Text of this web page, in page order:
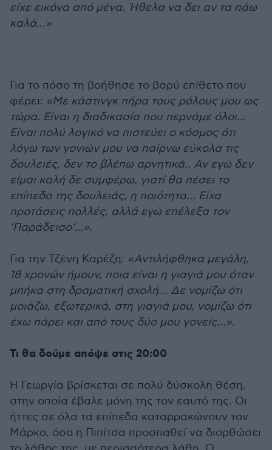
είχε εικόνα από μένα. Ήθελα να δει αν τα πάω
καλά…»
Για το πόσο τη βοήθησε το βαρύ επίθετο που
φέρει: «Με κάστινγκ πήρα τους ρόλους μου ως
τώρα. Είναι η διαδικασία που περνάμε όλοι…
Είναι πολύ λογικό να πιστεύει ο κόσμος ότι
λόγω των γονιών μου να παίρνω εύκολα τις
δουλειές, δεν το βλέπω αρνητικά.. Αν εγώ δεν
είμαι καλή δε συμφέρω, γιατί θα πέσει το
επίπεδο της δουλειάς, η ποιότητα… Είχα
προτάσεις πολλές, αλλά εγώ επέλεξα τον
‘Παράδεισο’…».
Για την Τζένη Καρέζη: «Αντιλήφθηκα μεγάλη,
18 χρονών ήμουν, ποια είναι η γιαγιά μου όταν
μπήκα στη δραματική σχολή… Δε νομίζω ότι
μοιάζω, εξωτερικά, στη γιαγιά μου, νομίζω ότι
έχω πάρει και από τους δύο μου γονείς…».
Τι θα δούμε απόψε στις 20:00
Η Γεωργία βρίσκεται σε πολύ δύσκολη θέση,
στην οποία έβαλε μόνη της τον εαυτό της. Οι
ήττες σε όλα τα επίπεδα καταρρακώνουν τον
Μάρκο, όσο η Πιπίτσα προσπαθεί να διορθώσει